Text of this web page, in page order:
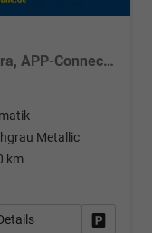
LIFE 1.0 TSI DSG Life, LED, Kamera, APP-Connect, Winter, 17-Zoll
Metallic
km